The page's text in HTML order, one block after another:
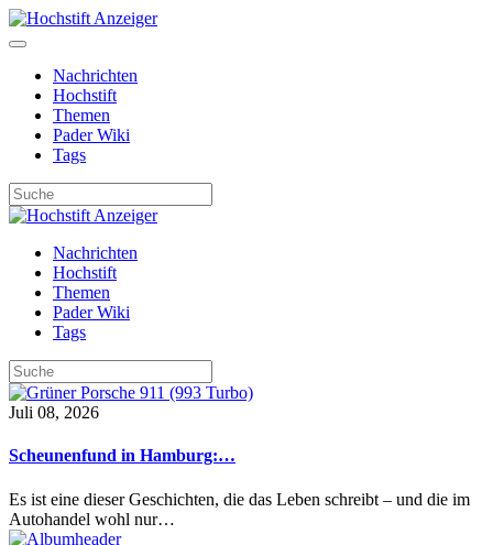
Nachrichten
Hochstift
Themen
Pader Wiki
Tags
Nachrichten
Hochstift
Themen
Pader Wiki
Tags
Juli 08, 2026
Scheunenfund in Hamburg:…
Es ist eine dieser Geschichten, die das Leben schreibt – und die im
Autohandel wohl nur…